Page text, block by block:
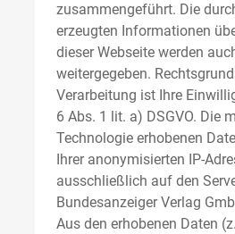
zusammengeführt. Die
erzeugten Informationen
dieser Webseite werden
weitergegeben.
Verarbeitung ist Ihre
6 Abs. 1 lit. a) DSGVO. Die
Technologie erhobenen
Ihrer anonymisierten IP-
ausschließlich auf den
Bundesanzeiger Verlag
Aus den erhobenen Daten